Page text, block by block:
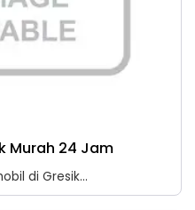
Murah 24 Jam
di Gresik...